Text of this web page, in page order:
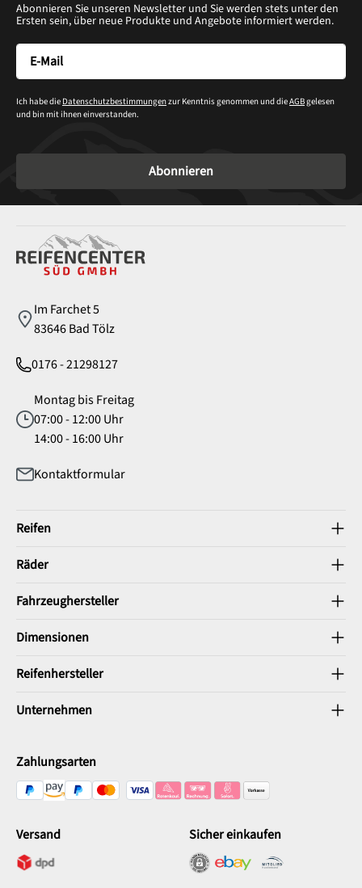
Abonnieren Sie unseren Newsletter und Sie werden stets unter den
Ersten sein, über neue Produkte und Angebote informiert werden.
Ich habe die Datenschutzbestimmungenzur Kenntnis genommen und dieAGBgelesen
und bin mit ihnen einverstanden.
Abonnieren
Im Farchet 5
83646 Bad Tölz
0176 - 21298127
Montag bis Freitag
07:00 - 12:00 Uhr
14:00 - 16:00 Uhr
Kontaktformular
Reifen
Räder
Fahrzeughersteller
Dimensionen
Reifenhersteller
Unternehmen
Zahlungsarten
Versand Sicher einkaufen